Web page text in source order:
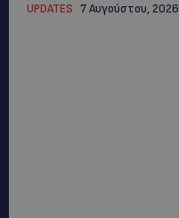
UPDATES 7 Αυγούστου, 2026